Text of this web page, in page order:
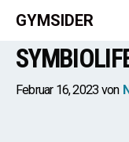
Zum
Inhalt
springen
GYMSIDER
Februar 16, 2023 von